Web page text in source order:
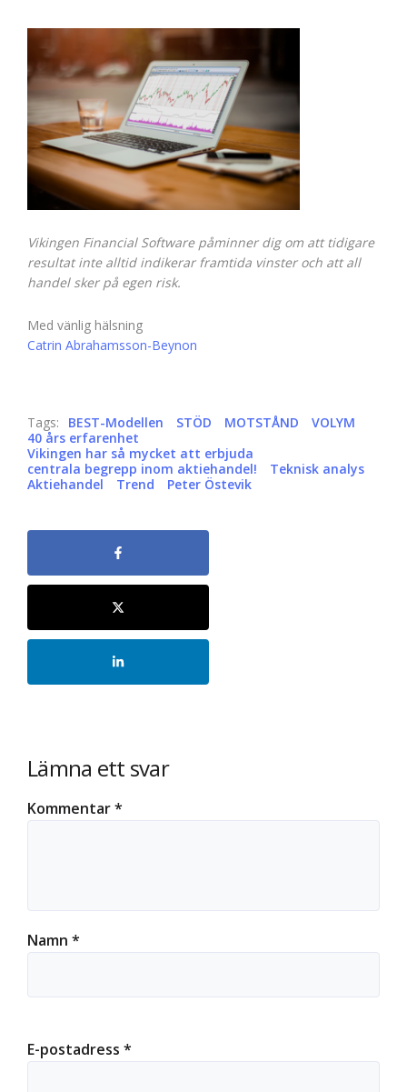
Vikingen Financial Software påminner dig om att tidigare
resultat inte alltid indikerar framtida vinster och att all
handel sker på egen risk.
Med vänlig hälsning
Catrin Abrahamsson-Beynon
Tags: BEST-Modellen STÖD MOTSTÅND
VOLYM
40 års erfarenhet
Vikingen har så mycket att erbjuda
centrala begrepp inom aktiehandel!
Teknisk analys
Aktiehandel
Trend Peter Östevik
Lämna ett svar
Kommentar*
Namn *
E-postadress *